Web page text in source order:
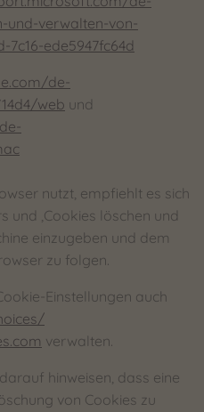
und-verwalten-von-
7c16-ede5947fc64d
de-
web und
nutzt, empfiehlt es sich
und ‚Cookies löschen und
einzugeben und dem
zu folgen.
Einstellungen auch
verwalten.
hinweisen, dass eine
von Cookies zu